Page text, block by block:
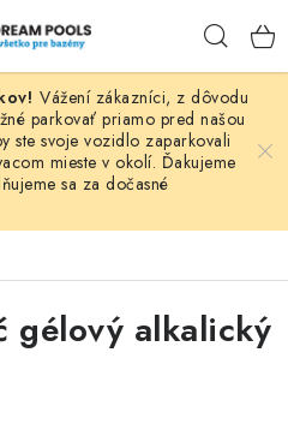
Vážení zákazníci, z dôvodu
parkovať priamo pred našou
ste svoje vozidlo zaparkovali
mieste v okolí. Ďakujeme
sa za dočasné
gélový alkalický